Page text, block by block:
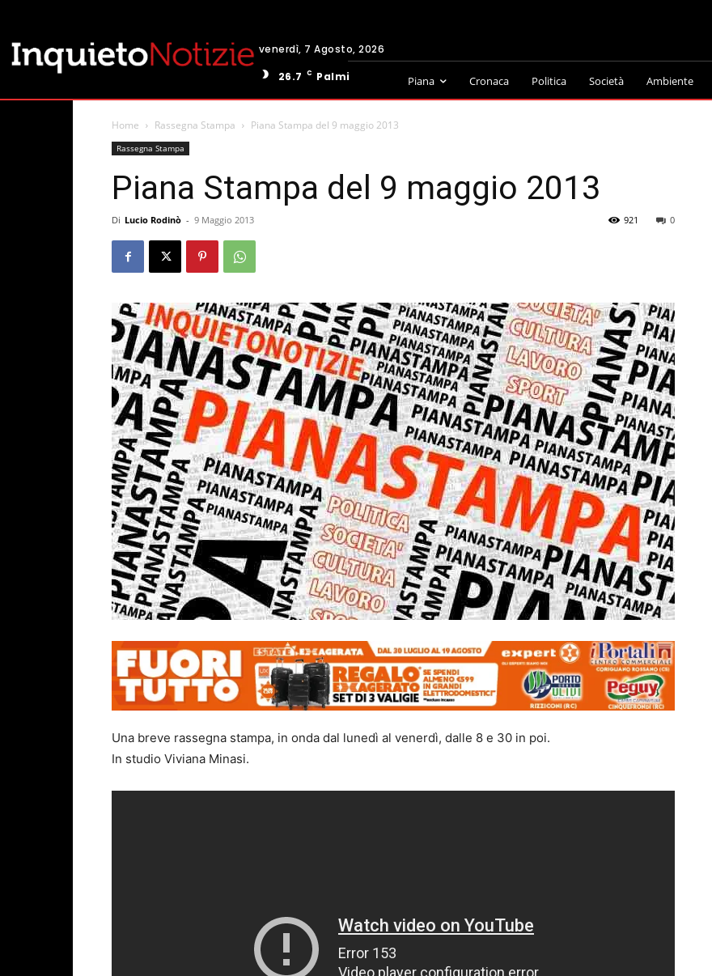
venerdì, 7 Agosto, 2026
26.7
C Palmi Piana Cronaca Politica Società Ambiente
Home Rassegna Stampa Piana Stampa del 9 maggio 2013
Rassegna Stampa
Piana Stampa del 9 maggio 2013
Di Lucio Rodinò - 9 Maggio 2013 0
921
Una breve rassegna stampa, in onda dal lunedì al venerdì, dalle 8 e 30 in poi.
In studio Viviana Minasi.